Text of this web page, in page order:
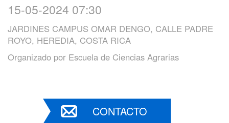
15-05-2024 07:30
JARDINES CAMPUS OMAR DENGO, CALLE PADRE
ROYO, HEREDIA, COSTA RICA
Organizado por Escuela de Ciencias Agrarias
CONTACTO